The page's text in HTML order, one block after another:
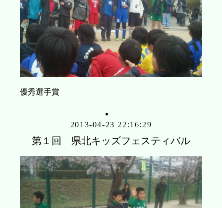
優秀選手賞
2013-04-23 22:16:29
第１回 県北キッズフェスティバル